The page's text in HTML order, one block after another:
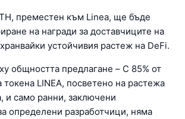
преместен към Linea, ще бъде
на награди за доставчиците на
устойчивия растеж на DeFi.
общността предлагане – С 85% от
токена LINEA, посветено на растежа
и само ранни, заключени
определени разработчици, няма